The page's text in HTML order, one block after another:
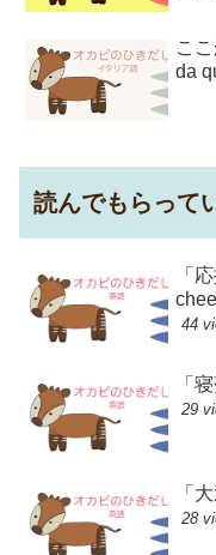
こ
da
読んでもらって
「
44
「
29
「
28